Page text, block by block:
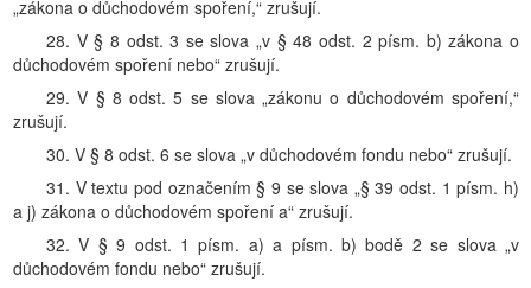
„zákona o důchodovém spoření,“ zrušují.
28. V § 8 odst. 3 se slova „v § 48 odst. 2 písm. b) zákona o
důchodovém spoření nebo“ zrušují.
29. V § 8 odst. 5 se slova „zákonu o důchodovém spoření,“
zrušují.
30. V § 8 odst. 6 se slova „v důchodovém fondu nebo“ zrušují.
31. V textu pod označením § 9 se slova „§ 39 odst. 1 písm. h)
a j) zákona o důchodovém spoření a“ zrušují.
32. V § 9 odst. 1 písm. a) a písm. b) bodě 2 se slova „v
důchodovém fondu nebo“ zrušují.